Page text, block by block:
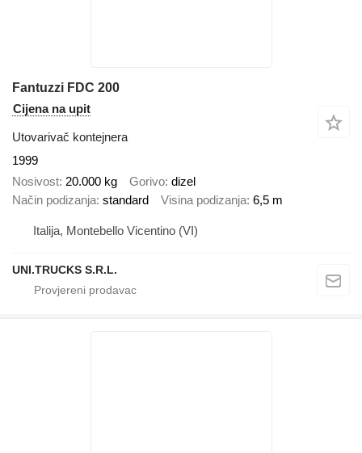
Fantuzzi FDC 200
Cijena na upit
Utovarivač kontejnera
1999
Nosivost 20.000 kg Gorivo dizel
Način podizanja standard Visina podizanja 6,5 m
Italija, Montebello Vicentino (VI)
UNI.TRUCKS S.R.L.